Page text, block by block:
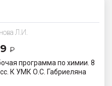
Л.И.
₽
программа по химии. 8
К УМК О.С. Габриеляна